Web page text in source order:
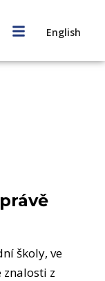
English
školy, ve
znalosti z